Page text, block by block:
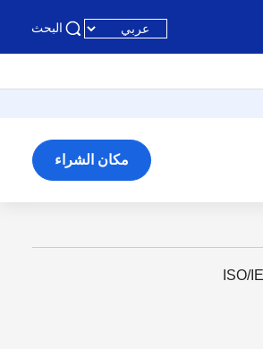
البحث
مكان الشراء